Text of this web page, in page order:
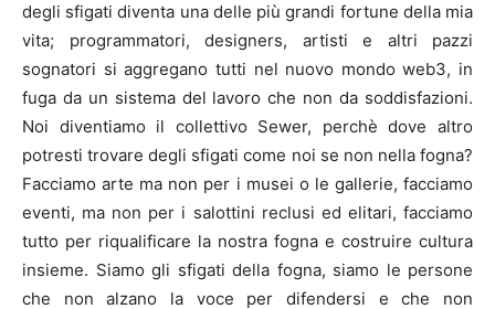
degli sfigati diventa una delle più grandi fortune della mia
vita; programmatori, designers, artisti e altri pazzi
sognatori si aggregano tutti nel nuovo mondo web3, in
fuga da un sistema del lavoro che non da soddisfazioni.
Noi diventiamo il collettivo Sewer, perchè dove altro
potresti trovare degli sfigati come noi se non nella fogna?
Facciamo arte ma non per i musei o le gallerie, facciamo
eventi, ma non per i salottini reclusi ed elitari, facciamo
tutto per riqualificare la nostra fogna e costruire cultura
insieme. Siamo gli sfigati della fogna, siamo le persone
che non alzano la voce per difendersi e che non